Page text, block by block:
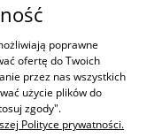
poprawne
ofertę do Twoich
przez nas wszystkich
użycie plików do
zgody".
Polityce prywatności.